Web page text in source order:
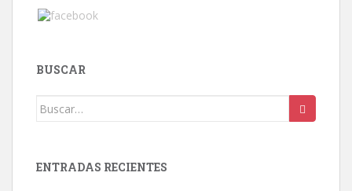
BUSCAR
Buscar:
ENTRADAS RECIENTES